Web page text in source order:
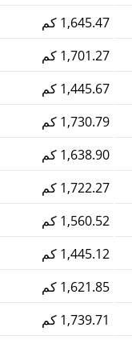
1,645.47 كم
1,701.27 كم
1,445.67 كم
1,730.79 كم
1,638.90 كم
1,722.27 كم
1,560.52 كم
1,445.12 كم
1,621.85 كم
1,739.71 كم